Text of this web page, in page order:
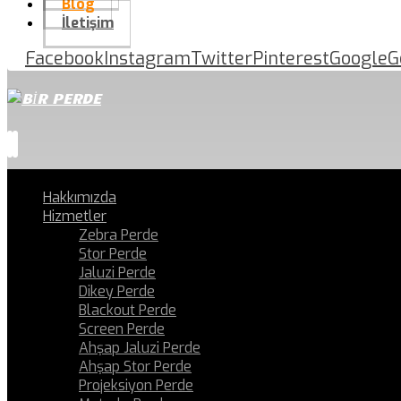
Blog
İletişim
FacebookInstagramTwitterPinterestGoogle
Hakkımızda
Hizmetler
Zebra Perde
Stor Perde
Jaluzi Perde
Dikey Perde
Blackout Perde
Screen Perde
Ahşap Jaluzi Perde
Ahşap Stor Perde
Projeksiyon Perde